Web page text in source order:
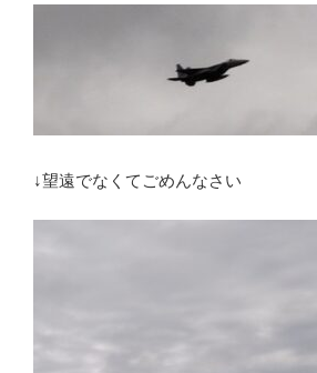
↓望遠でなくてごめんなさい